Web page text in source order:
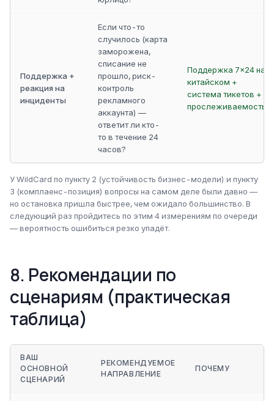
Поддержка +
реакция на
инциденты
Если что-то
случилось (карта
заморожена,
списание не
прошло, риск-
контроль
рекламного
аккаунта) —
ответит ли кто-
то в течение 24
часов?
Поддержка 7×24 на
китайском +
система тикетов +
прослеживаемость
У WildCard по пункту 2 (устойчивость бизнес-модели) и пункту
3 (комплаенс-позиция) вопросы на самом деле были давно —
но остановка пришла быстрее, чем ожидало большинство. В
следующий раз пройдитесь по этим 4 измерениям по очереди
— вероятность ошибиться резко упадёт.
8. Рекомендации по
сценариям (практическая
таблица)
ВАШ
ОСНОВНОЙ
СЦЕНАРИЙ
РЕКОМЕНДУЕМОЕ
НАПРАВЛЕНИЕ
ПОЧЕМУ